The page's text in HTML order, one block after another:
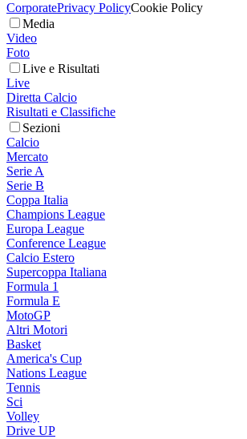
CorporatePrivacy PolicyCookie Policy
Media
Video
Foto
Live e Risultati
Live
Diretta Calcio
Risultati e Classifiche
Sezioni
Calcio
Mercato
Serie A
Serie B
Coppa Italia
Champions League
Europa League
Conference League
Calcio Estero
Supercoppa Italiana
Formula 1
Formula E
MotoGP
Altri Motori
Basket
America's Cup
Nations League
Tennis
Sci
Volley
Drive UP